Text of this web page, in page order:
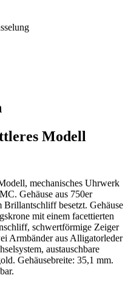
Modell
mechanisches Uhrwerk
Gehäuse aus 750er
besetzt. Gehäuse
mit einem facettierten
schwertförmige Zeiger
Armbänder aus Alligatorleder
austauschbare
Gehäusebreite: 35,1 mm.